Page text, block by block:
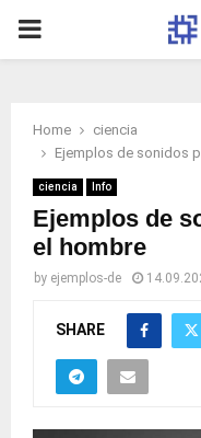
PRIMARY
Home
ciencia
Ejemplos de sonidos
ciencia Info
Ejemplos de
el hombre
by ejemplos-de
SHARE